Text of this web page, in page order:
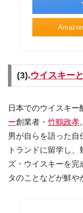
Amazon
(3).ウイスキー
日本でのウイスキー
ー創業者・ 竹鶴政孝
男が自らを語った自
トランドに留学し
ズ・ウイスキーを完
タのことなどが鮮や